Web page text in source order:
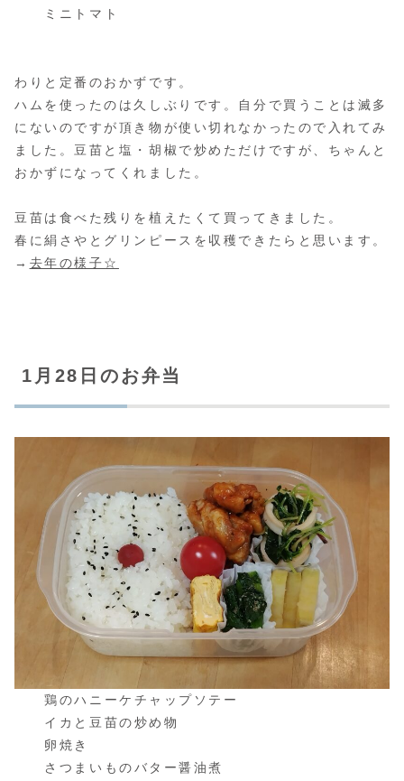
ミニトマト
わりと定番のおかずです。
ハムを使ったのは久しぶりです。自分で買うことは滅多
にないのですが頂き物が使い切れなかったので入れてみ
ました。豆苗と塩・胡椒で炒めただけですが、ちゃんと
おかずになってくれました。
豆苗は食べた残りを植えたくて買ってきました。
春に絹さやとグリンピースを収穫できたらと思います。
→ 去年の様子☆
1月28日のお弁当
鶏のハニーケチャップソテー
イカと豆苗の炒め物
卵焼き
さつまいものバター醤油煮